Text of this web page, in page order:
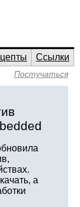
Ссылки
Постучаться
а